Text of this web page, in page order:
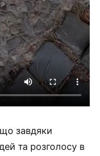
завдяки
та розголосу в